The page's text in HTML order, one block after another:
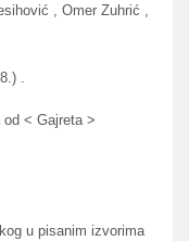
, Omer Zuhrić ,
.
< Gajreta >
u pisanim izvorima